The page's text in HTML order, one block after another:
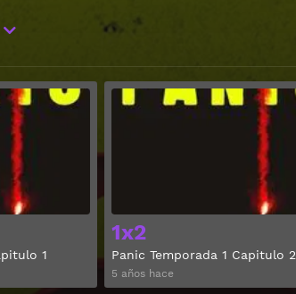
1
Ver
1x2
Panic Temporada 1 Capitulo 2
5 años hace